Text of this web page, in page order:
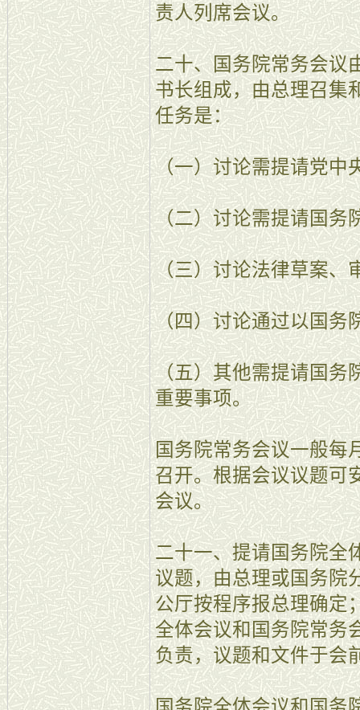
责人列席会议。
二十、国务院常务会议
书长组成，由总理召集
任务是：
（一）讨论需提请党中
（二）讨论需提请国务
（三）讨论法律草案、
（四）讨论通过以国务
（五）其他需提请国务
重要事项。
国务院常务会议一般
召开。根据会议议题可
会议。
二十一、提请国务院全
议题，由总理或国务院
公厅按程序报总理确定
全体会议和国务院常务
负责，议题和文件于会